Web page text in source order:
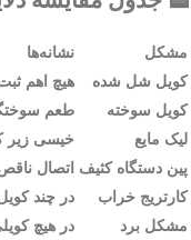
مشکل نشانه‌ها
کویل شل شده
هیچ اهم
کویل سوخته
طعم
لیک مایع
خیسی زیر
پین دستگاه کثیف
اتصال
کارتریج خراب
در چند
مشکل برد
در هیچ